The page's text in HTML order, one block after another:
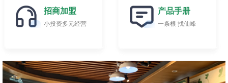
招商加盟
小投资多元经营
产品手册
一条根 找仙峰